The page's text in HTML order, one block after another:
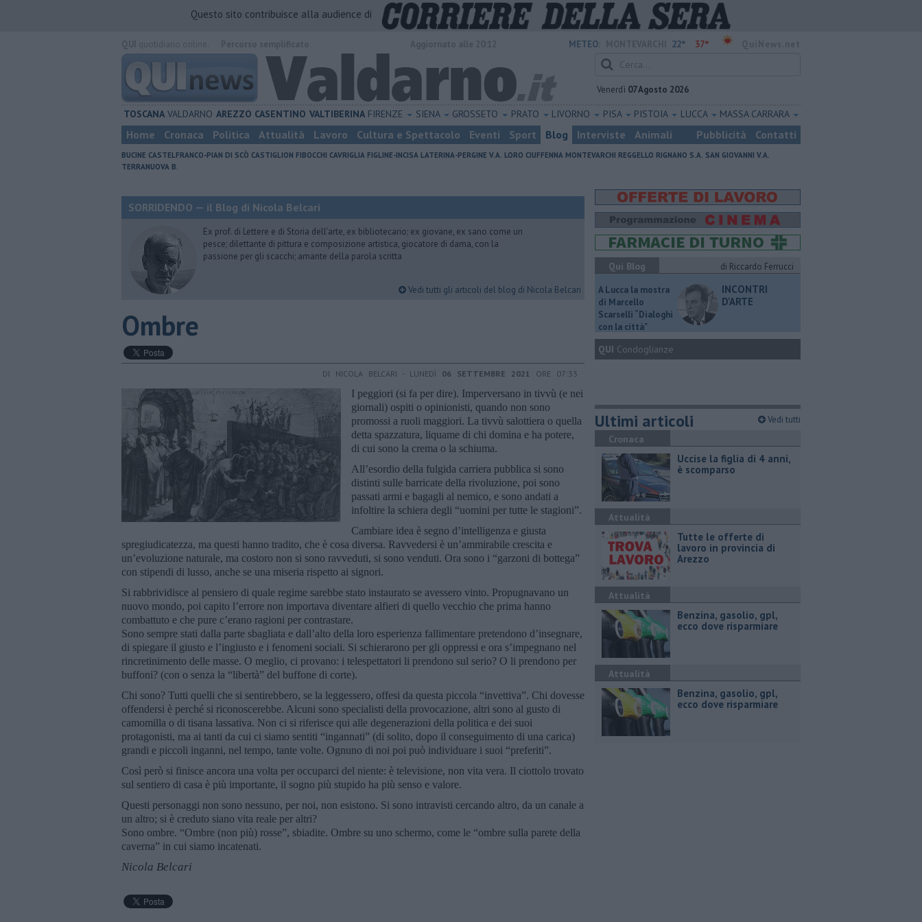
Questo sito contribuisce alla audience di
METEO: 22° 37°
Venerdì 07 Agosto 2026
TOSCANA VALDARNO AREZZO CASENTINO VALTIBERINA FIRENZE SIENA GROSSETO PRATO LIVORNO PISA PISTOIA LUCCA MASSA CARRARA
Home Cronaca Politica Attualità Lavoro Cultura e Spettacolo Eventi Sport Blog Interviste Animali Pubblicità Contatti
BUCINE CASTELFRANCO-PIAN DI SCÒ CASTIGLION FIBOCCHI CAVRIGLIA FIGLINE-INCISA LATERINA-PERGINE V.A. LORO CIUFFENNA MONTEVARCHI REGGELLO RIGNANO S.A. SAN GIOVANNI V.A.
TERRANUOVA B.
SORRIDENDO — il Blog di Nicola Belcari
Ex prof. di Lettere e di Storia dell’arte, ex bibliotecario; ex giovane, ex sano come un
pesce; dilettante di pittura e composizione artistica, giocatore di dama, con la
passione per gli scacchi; amante della parola scritta
Vedi tutti gli articoli del blog di Nicola Belcari
Ombre
DI NICOLA BELCARI - LUNEDÌ 06 SETTEMBRE 2021 ORE 07:33
I peggiori (si fa per dire). Imperversano in tivvù (e nei
giornali) ospiti o opinionisti, quando non sono
promossi a ruoli maggiori. La tivvù salottiera o quella
detta spazzatura, liquame di chi domina e ha potere,
di cui sono la crema o la schiuma.
All’esordio della fulgida carriera pubblica si sono
distinti sulle barricate della rivoluzione, poi sono
passati armi e bagagli al nemico, e sono andati a
infoltire la schiera degli “uomini per tutte le stagioni”.
Cambiare idea è segno d’intelligenza e giusta
spregiudicatezza, ma questi hanno tradito, che è cosa diversa. Ravvedersi è un’ammirabile crescita e
un’evoluzione naturale, ma costoro non si sono ravveduti, si sono venduti. Ora sono i “garzoni di bottega”
con stipendi di lusso, anche se una miseria rispetto ai signori.
Si rabbrividisce al pensiero di quale regime sarebbe stato instaurato se avessero vinto. Propugnavano un
nuovo mondo, poi capito l’errore non importava diventare alfieri di quello vecchio che prima hanno
combattuto e che pure c’erano ragioni per contrastare.
Sono sempre stati dalla parte sbagliata e dall’alto della loro esperienza fallimentare pretendono d’insegnare,
di spiegare il giusto e l’ingiusto e i fenomeni sociali. Si schierarono per gli oppressi e ora s’impegnano nel
rincretinimento delle masse. O meglio, ci provano: i telespettatori li prendono sul serio? O li prendono per
buffoni? (con o senza la “libertà” del buffone di corte).
Chi sono? Tutti quelli che si sentirebbero, se la leggessero, offesi da questa piccola “invettiva”. Chi dovesse
offendersi è perché si riconoscerebbe. Alcuni sono specialisti della provocazione, altri sono al gusto di
camomilla o di tisana lassativa. Non ci si riferisce qui alle degenerazioni della politica e dei suoi
protagonisti, ma ai tanti da cui ci siamo sentiti “ingannati” (di solito, dopo il conseguimento di una carica)
grandi e piccoli inganni, nel tempo, tante volte. Ognuno di noi poi può individuare i suoi “preferiti”.
Così però si finisce ancora una volta per occuparci del niente: è televisione, non vita vera. Il ciottolo trovato
sul sentiero di casa è più importante, il sogno più stupido ha più senso e valore.
Questi personaggi non sono nessuno, per noi, non esistono. Si sono intravisti cercando altro, da un canale a
un altro; si è creduto siano vita reale per altri?
Sono ombre. “Ombre (non più) rosse”, sbiadite. Ombre su uno schermo, come le “ombre sulla parete della
caverna” in cui siamo incatenati.
Nicola Belcari
Qui Blog
di Riccardo Ferrucci
A Lucca la mostra
di Marcello
Scarselli “Dialoghi
con la città"
INCONTRI
D'ARTE
QUI Condoglianze
Ultimi articoli Vedi tutti
Cronaca
Uccise la figlia di 4 anni,
è scomparso
Attualità
​Tutte le offerte di
lavoro in provincia di
Arezzo
Attualità
​Benzina, gasolio, gpl,
ecco dove risparmiare
Attualità
​Benzina, gasolio, gpl,
ecco dove risparmiare